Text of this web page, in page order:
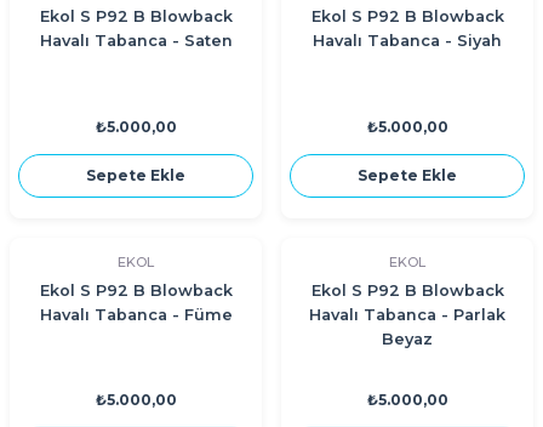
Ekol S P92 B Blowback
Havalı Tabanca - Saten
₺5.000,00
Sepete Ekle
Ekol S P92 B Blowback
Havalı Tabanca - Siyah
₺5.000,00
Sepete Ekle
EKOL
Ekol S P92 B Blowback
Havalı Tabanca - Füme
₺5.000,00
EKOL
Ekol S P92 B Blowback
Havalı Tabanca - Parlak
Beyaz
₺5.000,00